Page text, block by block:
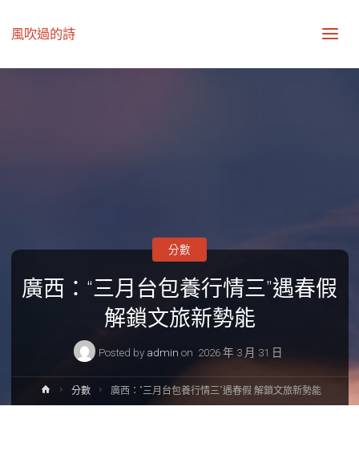
風吹過的詩
廣西：“三月台包養行情三”遇春假
解鎖文旅新勢能
Posted by admin on 2026 年 3 月 31 日
分數
Home分數 廣西：“三月台包養行情三”遇春假 解鎖文旅新勢能